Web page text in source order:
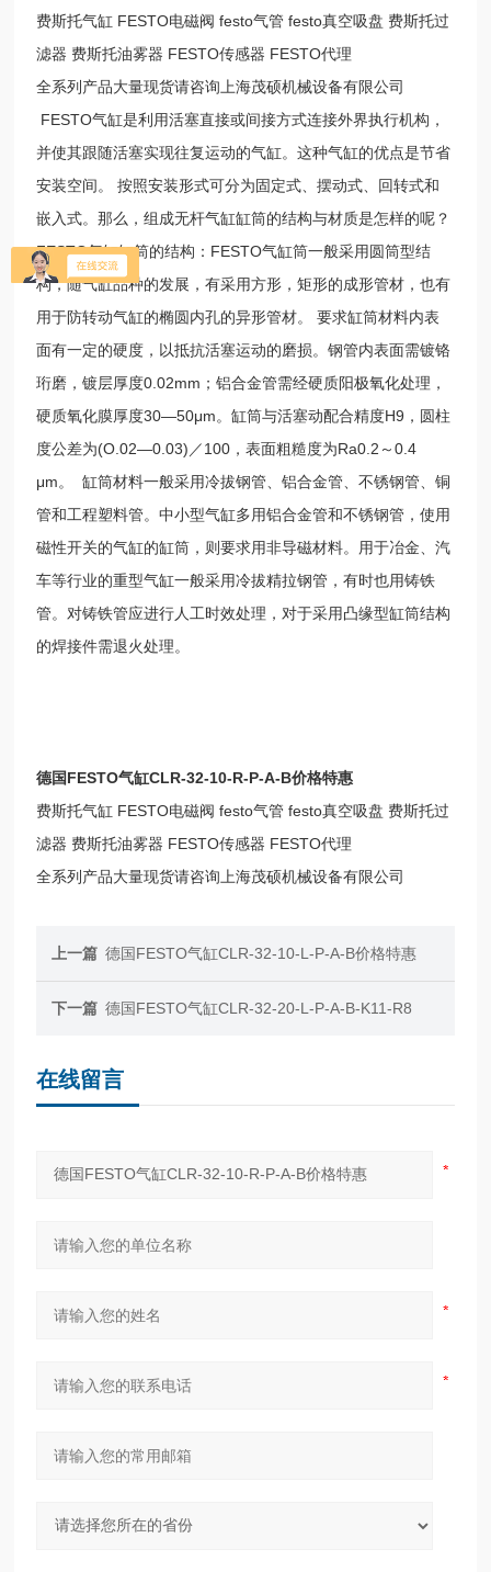
费斯托气缸 FESTO电磁阀 festo气管 festo真空吸盘 费斯托过
滤器 费斯托油雾器 FESTO传感器 FESTO代理
全系列产品大量现货请咨询上海茂硕机械设备有限公司
FESTO气缸是利用活塞直接或间接方式连接外界执行机构，
并使其跟随活塞实现往复运动的气缸。这种气缸的优点是节省
安装空间。 按照安装形式可分为固定式、摆动式、回转式和
嵌入式。那么，组成无杆气缸缸筒的结构与材质是怎样的呢？
FESTO气缸缸筒的结构：FESTO气缸筒一般采用圆筒型结
构，随气缸品种的发展，有采用方形，矩形的成形管材，也有
用于防转动气缸的椭圆内孔的异形管材。 要求缸筒材料内表
面有一定的硬度，以抵抗活塞运动的磨损。钢管内表面需镀铬
珩磨，镀层厚度0.02mm；铝合金管需经硬质阳极氧化处理，
硬质氧化膜厚度30—50μm。缸筒与活塞动配合精度H9，圆柱
度公差为(O.02—0.03)／100，表面粗糙度为Ra0.2～0.4
μm。 缸筒材料一般采用冷拔钢管、铝合金管、不锈钢管、铜
管和工程塑料管。中小型气缸多用铝合金管和不锈钢管，使用
磁性开关的气缸的缸筒，则要求用非导磁材料。用于冶金、汽
车等行业的重型气缸一般采用冷拔精拉钢管，有时也用铸铁
管。对铸铁管应进行人工时效处理，对于采用凸缘型缸筒结构
的焊接件需退火处理。
德国FESTO气缸CLR-32-10-R-P-A-B价格特惠
费斯托气缸 FESTO电磁阀 festo气管 festo真空吸盘 费斯托过
滤器 费斯托油雾器 FESTO传感器 FESTO代理
全系列产品大量现货请咨询上海茂硕机械设备有限公司
上一篇 德国FESTO气缸CLR-32-10-L-P-A-B价格特惠
下一篇 德国FESTO气缸CLR-32-20-L-P-A-B-K11-R8
在线留言